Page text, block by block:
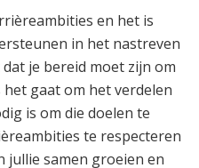
en het is
in het nastreven
je bereid moet zijn om
gaat om het verdelen
is om die doelen te
te respecteren
jullie samen groeien en